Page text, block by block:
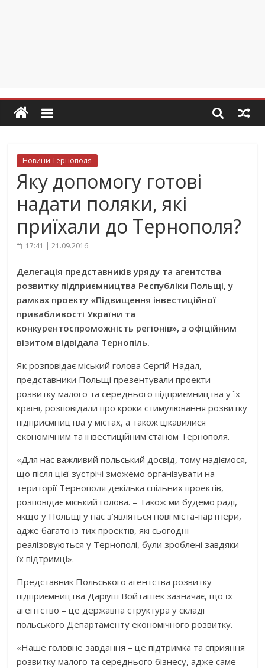
Новини Тернополя
Яку допомогу готові
надати поляки, які
приїхали до Тернополя?
17:41 | 21.09.2016
Делегація представників уряду та агентства
розвитку підприємництва Республіки Польщі, у
рамках проекту «Підвищення інвестиційної
привабливості України та
конкурентоспроможність регіонів», з офіційним
візитом відвідала Тернопіль.
Як розповідає міський голова Сергій Надал,
представники Польщі презентували проекти
розвитку малого та середнього підприємництва у їх
країні, розповідали про кроки стимулювання розвитку
підприємництва у містах, а також цікавилися
економічним та інвестиційним станом Тернополя.
«Для нас важливий польський досвід, тому надіємося,
що після цієї зустрічі зможемо організувати на
території Тернополя декілька спільних проектів, –
розповідає міський голова. – Також ми будемо раді,
якщо у Польщі у нас з’являться нові міста-партнери,
адже багато із тих проектів, які сьогодні
реалізовуються у Тернополі, були зроблені завдяки
їх підтримці».
Представник Польського агентства розвитку
підприємництва Даріуш Войташек зазначає, що їх
агентство – це державна структура у складі
польського Департаменту економічного розвитку.
«Наше головне завдання – це підтримка та сприяння
розвитку малого та середнього бізнесу, адже саме